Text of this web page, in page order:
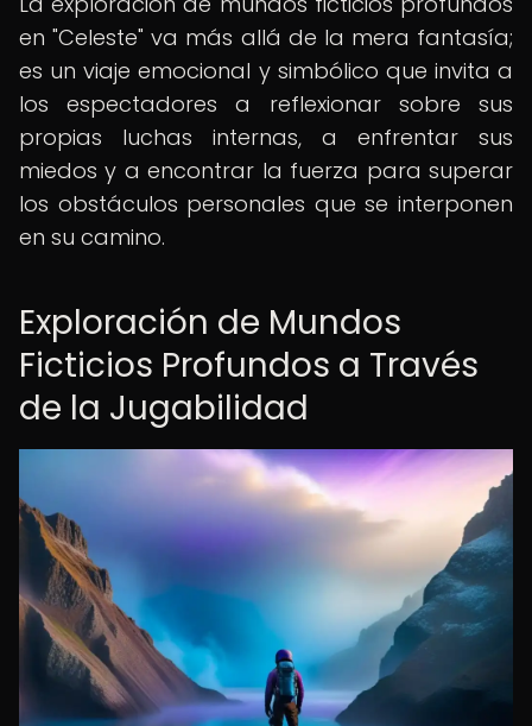
en "Celeste" va más allá de la mera fantasía;
es un viaje emocional y simbólico que invita a
los espectadores a reflexionar sobre sus
propias luchas internas, a enfrentar sus
miedos y a encontrar la fuerza para superar
los obstáculos personales que se interponen
en su camino.
Exploración de Mundos
Ficticios Profundos a Través
de la Jugabilidad